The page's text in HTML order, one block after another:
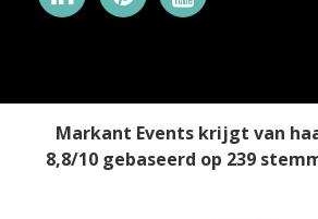
Markant Eventskrijgt van
8,8/10gebaseerd op 239